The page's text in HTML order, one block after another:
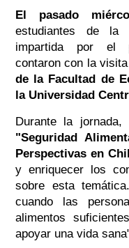
El pasado
estudiantes de la
impartida por el
contaron con la visita
de la Facultad de
la Universidad
Durante la
"Seguridad
Perspectivas en
y enriquecer los
sobre esta
cuando las
alimentos
apoyar una vida